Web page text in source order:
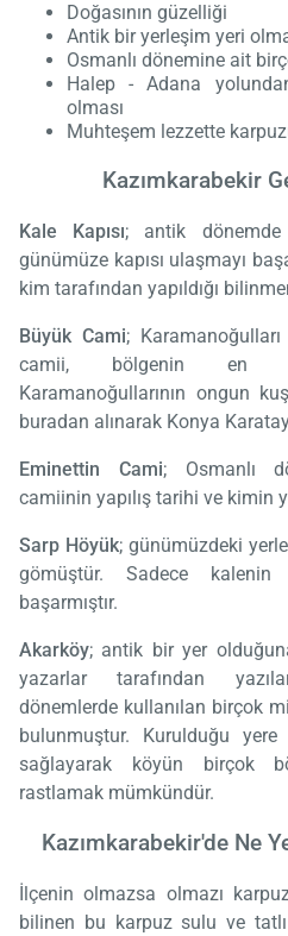
Doğasının güzelliği
Antik bir yerleşim yeri
Osmanlı dönemine ait
Halep - Adana
olması
Muhteşem lezzette
Kazımkarabekir
Kale Kapısı; antik dönemde
günümüze kapısı ulaşmayı
kim tarafından yapıldığı
Büyük Cami;
camii, bölgenin en
Karamanoğullarının ongun
buradan alınarak Konya
Eminettin Cami; Osmanlı
camiinin yapılış tarihi ve kimin
Sarp Höyük; günümüzdeki
gömüştür. Sadece kalenin
başarmıştır.
Akarköy; antik bir yer
yazarlar tarafından yazılar
dönemlerde kullanılan birçok
bulunmuştur. Kurulduğu yere
sağlayarak köyün birçok
rastlamak mümkündür.
Kazımkarabekir'de Ne
İlçenin olmazsa olmazı
bilinen bu karpuz sulu ve